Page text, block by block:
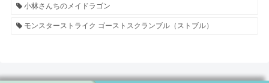
小林さんちのメイドラゴン
モンスターストライク ゴーストスクランブル（ストブル）